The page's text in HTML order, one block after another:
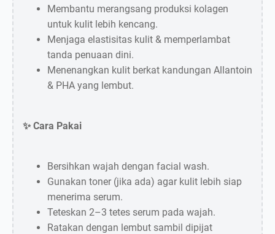
Membantu merangsang produksi kolagen
untuk kulit lebih kencang.
Menjaga elastisitas kulit & memperlambat
tanda penuaan dini.
Menenangkan kulit berkat kandungan Allantoin
& PHA yang lembut.
✨ Cara Pakai
Bersihkan wajah dengan facial wash.
Gunakan toner (jika ada) agar kulit lebih siap
menerima serum.
Teteskan 2–3 tetes serum pada wajah.
Ratakan dengan lembut sambil dipijat
Keranjang masih kosong
Chat WA Admin